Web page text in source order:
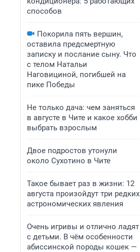
способов
Покорила пять вершин,
оставила предсмертную
записку и послание сыну. Что
с телом Натальи
Наговициной, погибшей на
пике Победы
Не только дача: чем заняться
в августе в Чите и какое хобби
выбрать взрослым
Двое подростов утонули
около Сухотино в Чите
Такое бывает раз в жизни: 12
августа произойдут три редких
астрономических явления
Очень игривы и отлично ладят
с детьми. В чём особенности
абиссинской породы кошек —